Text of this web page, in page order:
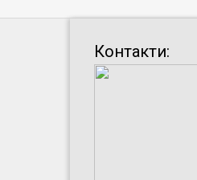
Контакти: